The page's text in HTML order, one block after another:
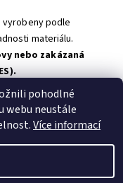
podle
materiálu.
nebo zakázaná
položce.
práva vyhrazena
pohodlné
webu neustále
Více informací